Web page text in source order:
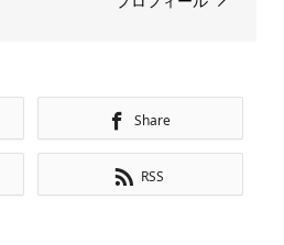
Share
RSS